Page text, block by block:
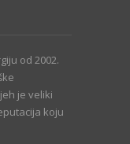
od 2002.
je veliki
koju